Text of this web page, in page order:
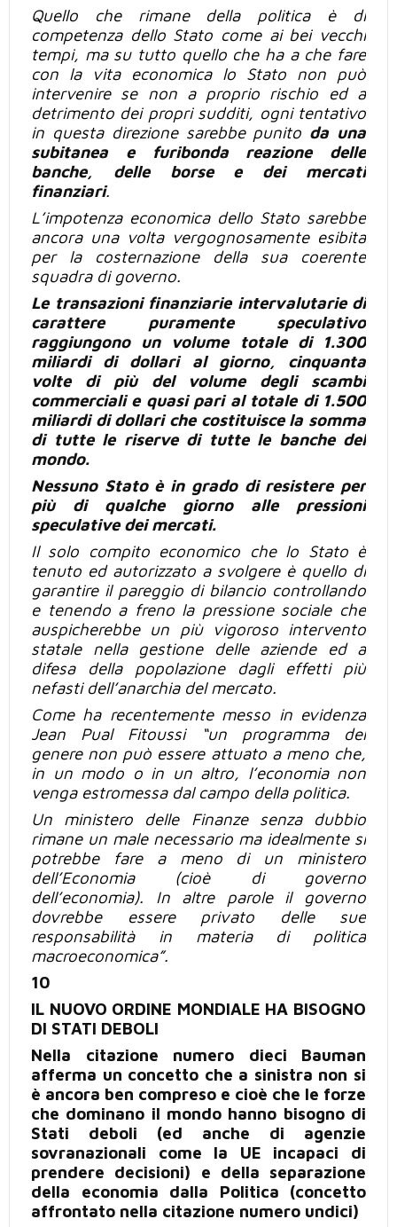
Quello che rimane della politica è di
competenza dello Stato come ai bei vecchi
tempi, ma su tutto quello che ha a che fare
con la vita economica lo Stato non può
intervenire se non a proprio rischio ed a
detrimento dei propri sudditi, ogni tentativo
in questa direzione sarebbe punito da una
subitanea e furibonda reazione delle
banche, delle borse e dei mercati
finanziari.
L’impotenza economica dello Stato sarebbe
ancora una volta vergognosamente esibita
per la costernazione della sua coerente
squadra di governo.
Le transazioni finanziarie intervalutarie di
carattere puramente speculativo
raggiungono un volume totale di 1.300
miliardi di dollari
al giorno, cinquanta
volte di
più del volume degli scambi
commerciali e quasi pari al totale di 1.500
miliardi di dollari che costituisce la somma
di tutte le riserve di tutte le banche del
mondo.
Nessuno Stato è in grado di resistere per
più
di qualche
giorno alle pressioni
speculative dei mercati.
Il solo compito economico che lo Stato è
tenuto ed autorizzato a svolgere è quello di
garantire il pareggio di bilancio controllando
e tenendo a freno la pressione sociale che
auspicherebbe un più vigoroso intervento
statale nella gestione delle aziende ed a
difesa della popolazione dagli effetti più
nefasti dell’anarchia del mercato.
Come ha recentemente messo in evidenza
Jean Pual Fitoussi
“un programma del
genere non può essere attuato a meno che,
in un modo o in un altro, l’economia non
venga estromessa dal campo della politica.
Un ministero delle Finanze senza dubbio
rimane un male necessario ma idealmente si
potrebbe fare a meno di un ministero
dell’Economia (cioè di governo
dell’economia). In altre parole il governo
dovrebbe essere privato delle sue
responsabilità in materia di politica
macroeconomica”.
10
IL NUOVO ORDINE MONDIALE HA BISOGNO
DI STATI DEBOLI
Nella citazione numero dieci Bauman
afferma un concetto che a sinistra non si
è ancora ben compreso e cioè che le forze
che dominano il mondo hanno bisogno di
Stati deboli (ed anche di agenzie
sovranazionali come la UE incapaci di
prendere decisioni) e della separazione
della economia dalla Politica (concetto
affrontato nella citazione numero undici)